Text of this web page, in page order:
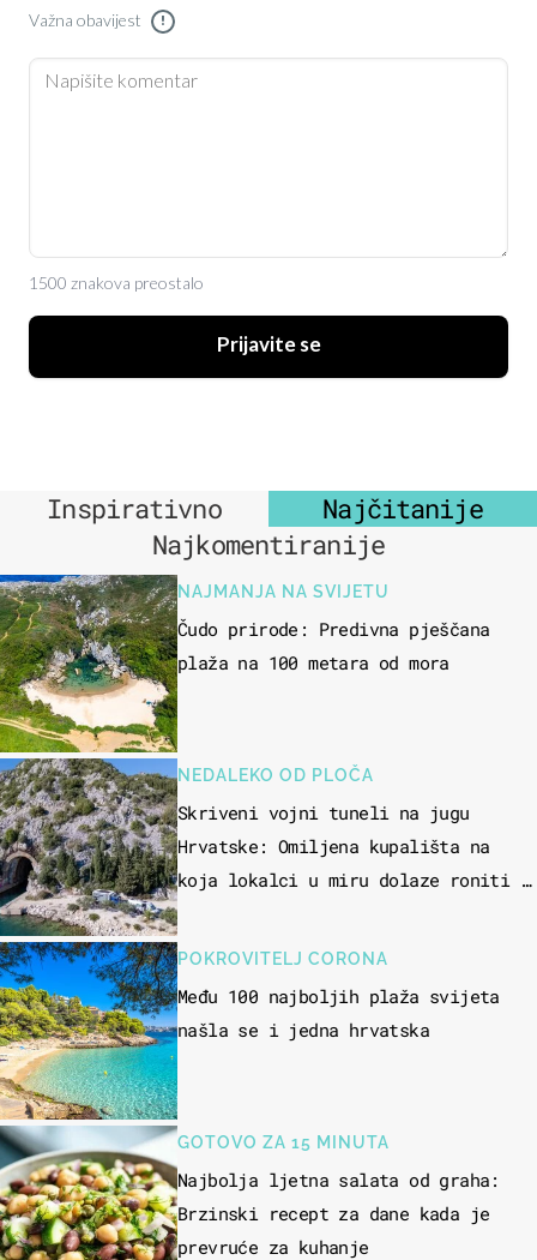
Važna obavijest !
1500 znakova preostalo
Prijavite se
Inspirativno
Najčitanije
Najkomentiranije
NAJMANJA NA SVIJETU
Čudo prirode: Predivna pješčana
plaža na 100 metara od mora
NEDALEKO OD PLOČA
Skriveni vojni tuneli na jugu
Hrvatske: Omiljena kupališta na
koja lokalci u miru dolaze roniti i
POKROVITELJ CORONA
Među 100 najboljih plaža svijeta
našla se i jedna hrvatska
GOTOVO ZA 15 MINUTA
Najbolja ljetna salata od graha:
Brzinski recept za dane kada je
prevruće za kuhanje